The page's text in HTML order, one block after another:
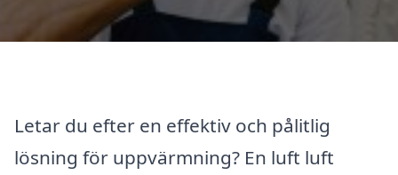
Letar du efter en effektiv och pålitlig
lösning för uppvärmning? En luft luft